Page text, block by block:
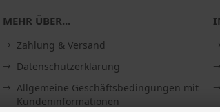
MEHR ÜBER...
Zahlung & Versand
Datenschutzerklärung
Allgemeine Geschäftsbedingungen mit
Kundeninformationen